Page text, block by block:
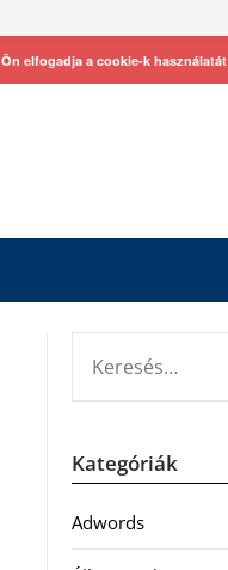
Kategóriák
Adwords
elfogadja a cookie-k használatát